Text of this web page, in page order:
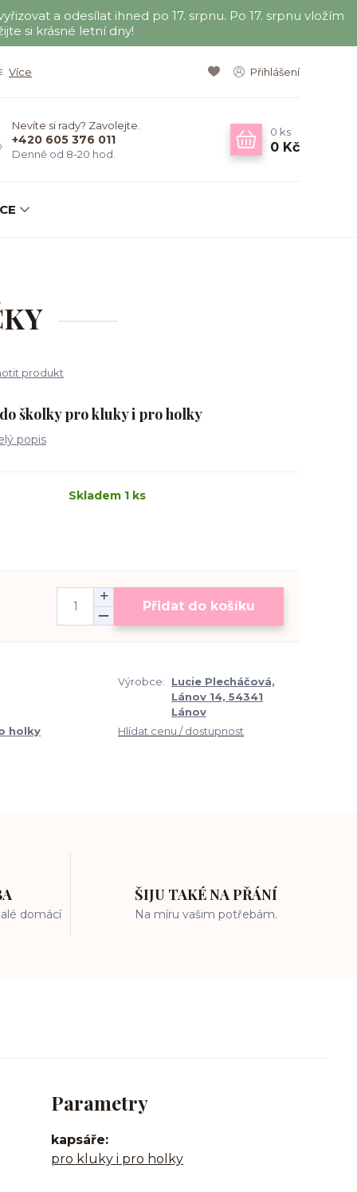
a odesílat ihned po 17. srpnu. Po 17. srpnu vložím
si krásné letní dny!
Více Přihlášení
Nevíte si rady? Zavolejte.
+420 605 376 011
Denně od 8-20 hod.
0 ks
0 Kč
produkt
školky pro kluky i pro holky
popis
Skladem 1 ks
Přidat do košíku
Výrobce:
Lucie Plecháčová,
Lánov 14, 54341
Lánov
holky Hlídat cenu / dostupnost
domácí
ŠIJU TAKÉ NA PŘÁNÍ
Na míru vašim potřebám.
Parametry
kapsáře
pro kluky i pro holky